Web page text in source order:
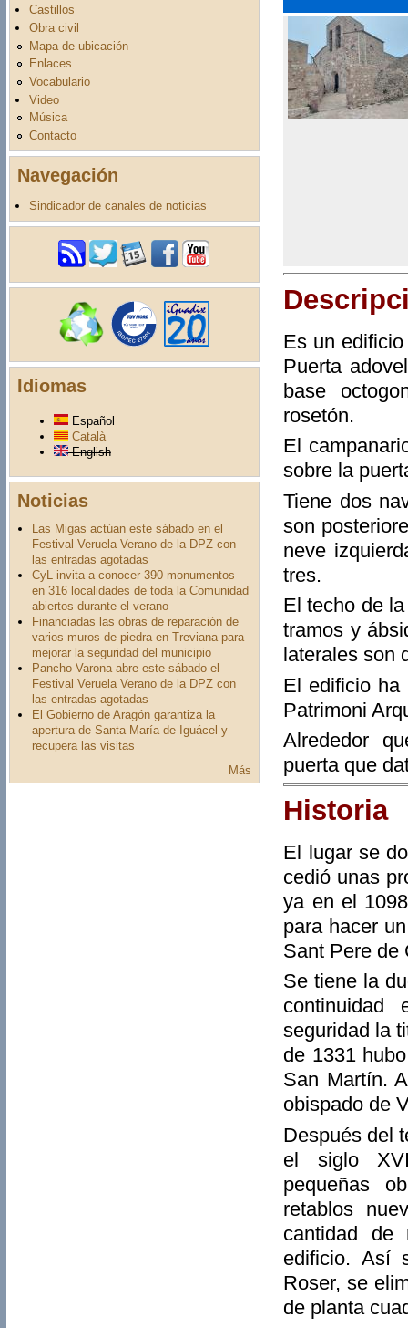
Castillos
Obra civil
Mapa de ubicación
Enlaces
Vocabulario
Video
Música
Contacto
Navegación
Sindicador de canales de noticias
Idiomas
Español
Català
English
Noticias
Las Migas actúan este sábado en el
Festival Veruela Verano de la DPZ con
las entradas agotadas
CyL invita a conocer 390 monumentos
en 316 localidades de toda la Comunidad
abiertos durante el verano
Financiadas las obras de reparación de
varios muros de piedra en Treviana para
mejorar la seguridad del municipio
Pancho Varona abre este sábado el
Festival Veruela Verano de la DPZ con
las entradas agotadas
El Gobierno de Aragón garantiza la
apertura de Santa María de Iguácel y
recupera las visitas
Más
Es un
Puerta
base
rosetón.
El
sobre la
Tiene dos
son
neve
tres.
El techo de
tramos y
laterales son
El edificio ha
Patrimoni
Alrededor
puerta que
Historia
El lugar se
cedió unas
ya en el
para hacer
Sant Pere de
Se tiene la
continuidad
seguridad la
de 1331
San Martín.
obispado de
Después del
el siglo XVI
pequeñas
retablos
cantidad de
edificio. Así
Roser, se
de planta